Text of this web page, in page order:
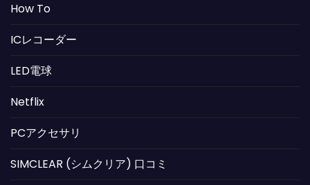
How To
ICレコーダー
LED電球
Netflix
PCアクセサリ
SIMCLEAR (シムクリア) 口コミ